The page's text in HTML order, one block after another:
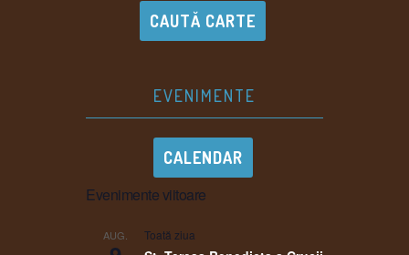
CAUTĂ CARTE
EVENIMENTE
CALENDAR
Evenimente viitoare
AUG. Toată ziua